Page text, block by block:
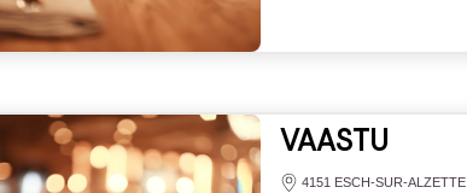
VAASTU
4151 ESCH-SUR-ALZETTE